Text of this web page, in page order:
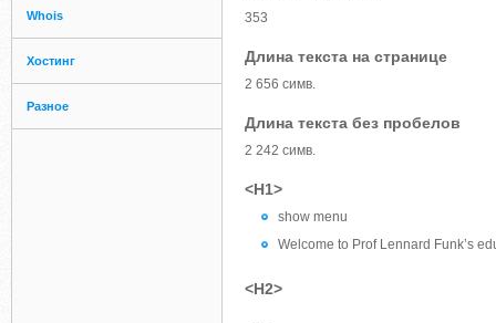
Whois
Хостинг
Разное
353
Длина текста на странице
2 656 симв.
Длина текста без пробелов
2 242 симв.
<H1>
show menu
Welcome to Prof Lennard Funk’s
<H2>